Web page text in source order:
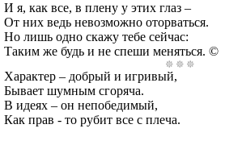
И я, как все, в плену у этих глаз –
От них ведь невозможно оторваться.
Но лишь одно скажу тебе сейчас:
Таким же будь и не спеши меняться. ©
Характер – добрый и игривый,
Бывает шумным сгоряча.
В идеях – он непобедимый,
Как прав - то рубит все с плеча.